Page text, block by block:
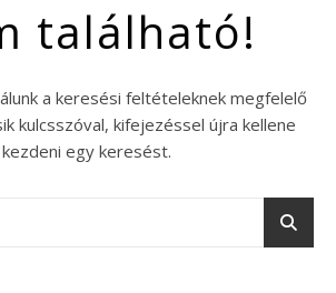
található!
a keresési feltételeknek megfelelő
kulcsszóval, kifejezéssel újra kellene
kezdeni egy keresést.